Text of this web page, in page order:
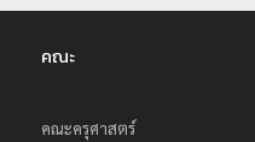
คณะ
คณะครุศาสตร์